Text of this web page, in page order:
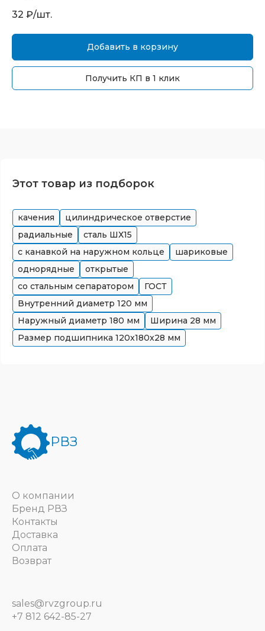
32 ₽/шт.
Добавить в корзину
Получить КП в 1 клик
Этот товар из подборок
качения
цилиндрическое отверстие
радиальные
сталь ШХ15
с канавкой на наружном кольце
шариковые
однорядные
открытые
со стальным сепаратором
ГОСТ
Внутренний диаметр 120 мм
Наружный диаметр 180 мм Ширина 28 мм
Размер подшипника 120x180x28 мм
РВЗ
О компании
Бренд РВЗ
Контакты
Доставка
Оплата
Возврат
sales@rvzgroup.ru
+7 812 642-85-27